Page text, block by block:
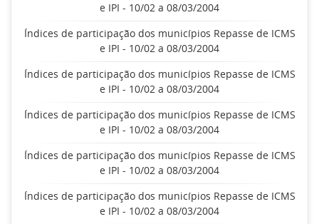
e IPI - 10/02 a 08/03/2004
Índices de participação dos municípios Repasse de ICMS
e IPI - 10/02 a 08/03/2004
Índices de participação dos municípios Repasse de ICMS
e IPI - 10/02 a 08/03/2004
Índices de participação dos municípios Repasse de ICMS
e IPI - 10/02 a 08/03/2004
Índices de participação dos municípios Repasse de ICMS
e IPI - 10/02 a 08/03/2004
Índices de participação dos municípios Repasse de ICMS
e IPI - 10/02 a 08/03/2004